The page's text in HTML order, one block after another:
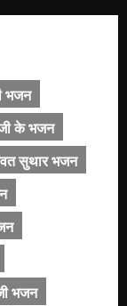
भजन
के भजन
सुथार भजन
भजन